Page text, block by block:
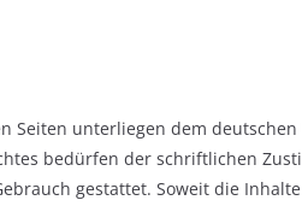
unterliegen dem
bedürfen der schriftlichen
gestattet. Soweit die